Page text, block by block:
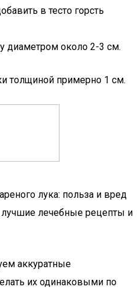
в тесто горсть
диаметром около 2-3 см.
толщиной примерно 1 см.
лука: польза и вред
лучшие лечебные рецепты и
аккуратные
их одинаковыми по